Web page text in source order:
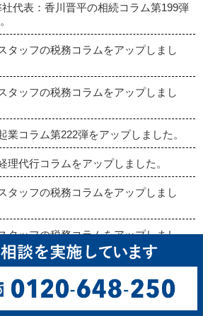
代表：香川晋平の相続コラム第199弾
ッフの税務コラムをアップしまし
ッフの税務コラムをアップしまし
コラム第222弾をアップしました。
代行コラムをアップしました。
ッフの税務コラムをアップしまし
タッフの税務コラムをアップしまし
社代表：香川晋平の相続コラム第198
。